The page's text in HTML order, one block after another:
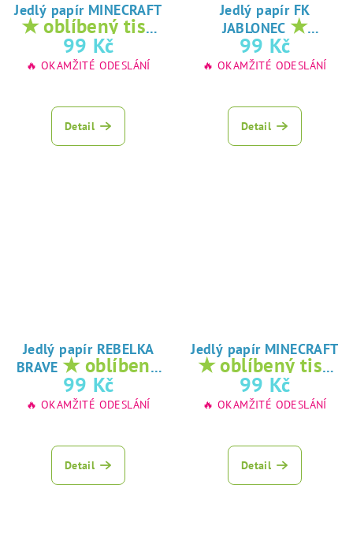
Jedlý papír MINECRAFT
★ oblíbený tisk
na jedlý papír
99 Kč
🔥 OKAMŽITÉ ODESLÁNÍ
Detail
Jedlý papír FK
JABLONEC ★
oblíbený tisk na
jedlý papír
99 Kč
🔥 OKAMŽITÉ ODESLÁNÍ
Detail
Jedlý papír REBELKA
BRAVE ★ oblíbený
tisk na jedlý
papír
99 Kč
🔥 OKAMŽITÉ ODESLÁNÍ
Detail
Jedlý papír MINECRAFT
★ oblíbený tisk
na jedlý papír
99 Kč
🔥 OKAMŽITÉ ODESLÁNÍ
Detail